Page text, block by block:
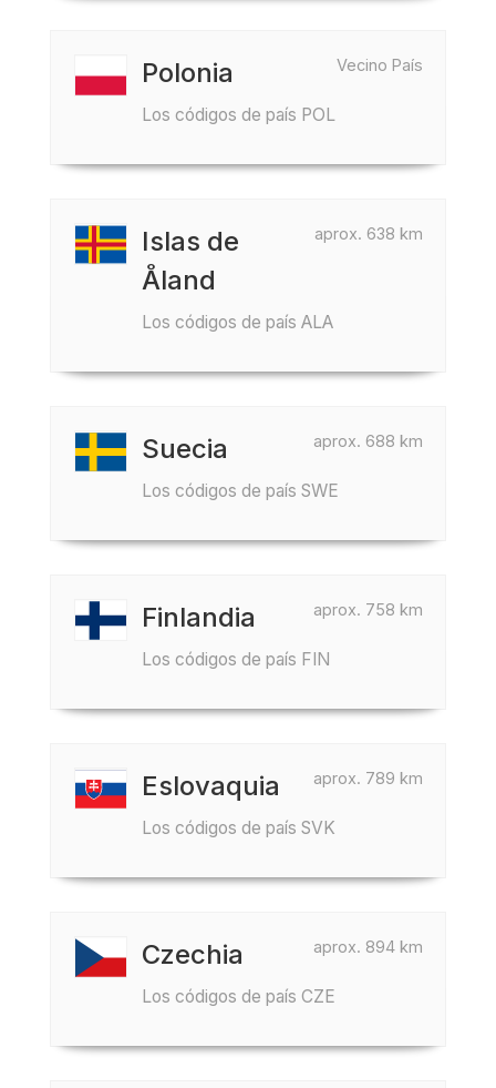
Vecino País
Polonia
Los códigos de país POL
aprox. 638 km
Islas de
Åland
Los códigos de país ALA
aprox. 688 km
Suecia
Los códigos de país SWE
aprox. 758 km
Finlandia
Los códigos de país FIN
aprox. 789 km
Eslovaquia
Los códigos de país SVK
aprox. 894 km
Czechia
Los códigos de país CZE